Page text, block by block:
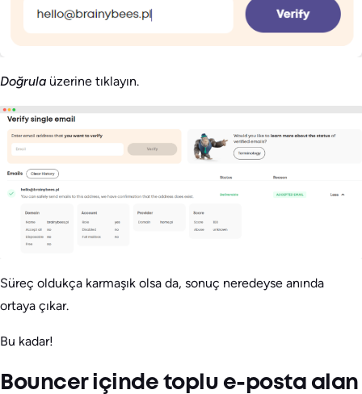
Doğrula üzerine tıklayın.
Süreç oldukça karmaşık olsa da, sonuç neredeyse anında
ortaya çıkar.
Bu kadar!
Bouncer içinde toplu e-posta alan